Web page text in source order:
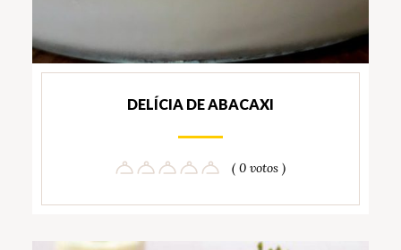
DELÍCIA DE ABACAXI
( 0 votos )